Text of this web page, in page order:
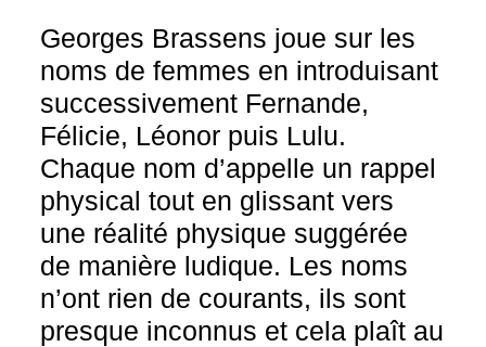
Georges Brassens joue sur les
noms de femmes en introduisant
successivement Fernande,
Félicie, Léonor puis Lulu.
Chaque nom d’appelle un rappel
physical tout en glissant vers
une réalité physique suggérée
de manière ludique. Les noms
n’ont rien de courants, ils sont
presque inconnus et cela plaît au